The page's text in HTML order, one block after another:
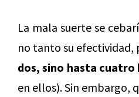
La mala suerte se
no tanto su efectividad,
dos, sino hasta cuatro
en ellos). Sin embargo,